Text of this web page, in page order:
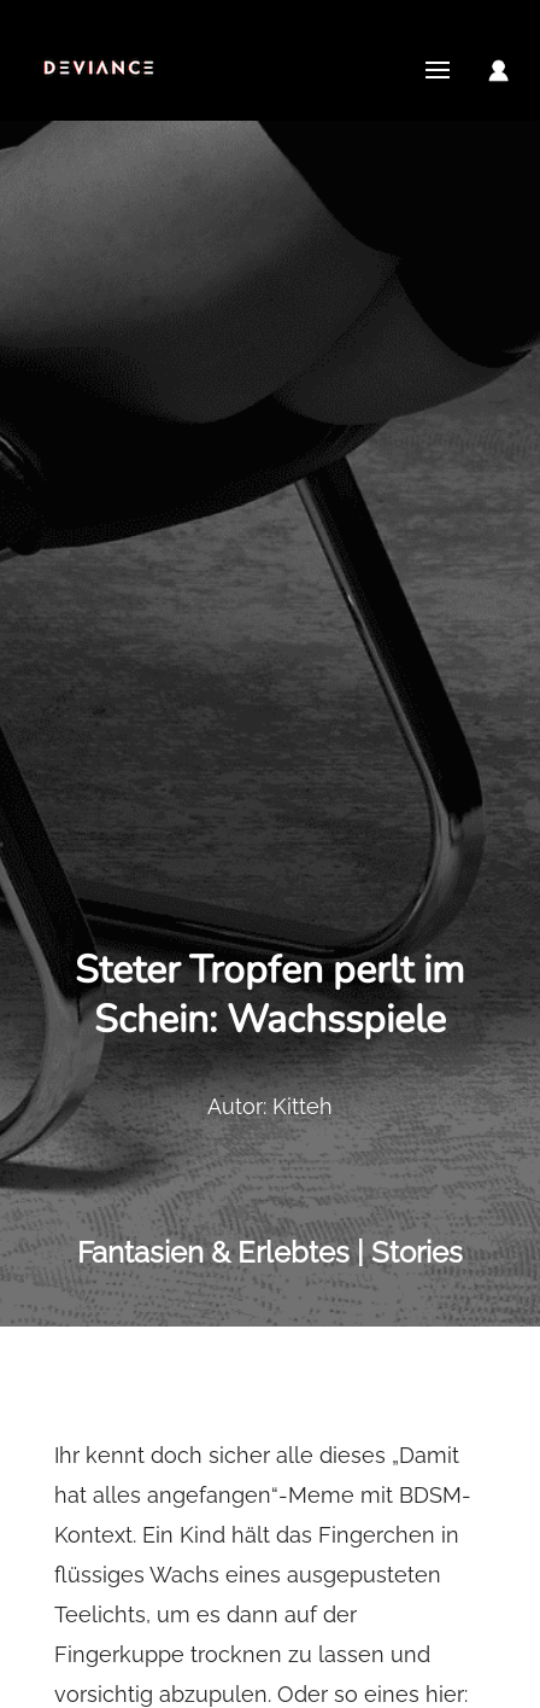
Steter Tropfen perlt im
Schein: Wachsspiele
Autor: Kitteh
Fantasien & Erlebtes | Stories
Ihr kennt doch sicher alle dieses „Damit
hat alles angefangen“-Meme mit BDSM-
Kontext. Ein Kind hält das Fingerchen in
flüssiges Wachs eines ausgepusteten
Teelichts, um es dann auf der
Fingerkuppe trocknen zu lassen und
vorsichtig abzupulen. Oder so eines hier: